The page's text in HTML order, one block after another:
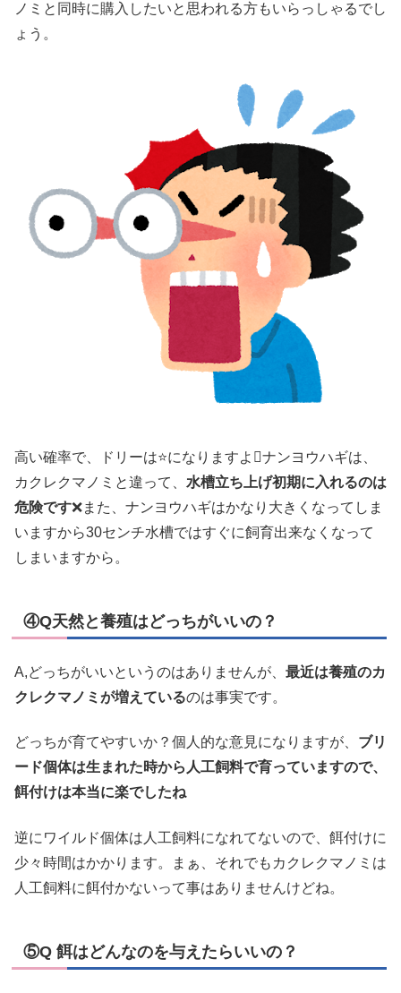
ノミと同時に購入したいと思われる方もいらっしゃるでし
ょう。
高い確率で、ドリーは⭐になりますよナンヨウハギは、
カクレクマノミと違って、 水槽立ち上げ初期に入れるのは
危険です❌また、ナンヨウハギはかなり大きくなってしま
いますから30センチ水槽ではすぐに飼育出来なくなって
しまいますから。
④Q天然と養殖はどっちがいいの？
A,どっちがいいというのはありませんが、 最近は養殖のカ
クレクマノミが増えているのは事実です。
どっちが育てやすいか？個人的な意見になりますが、 ブリ
ード個体は生まれた時から人工飼料で育っていますので、
餌付けは本当に楽でしたね
逆にワイルド個体は人工飼料になれてないので、餌付けに
少々時間はかかります。まぁ、それでもカクレクマノミは
人工飼料に餌付かないって事はありませんけどね。
⑤Q 餌はどんなのを与えたらいいの？